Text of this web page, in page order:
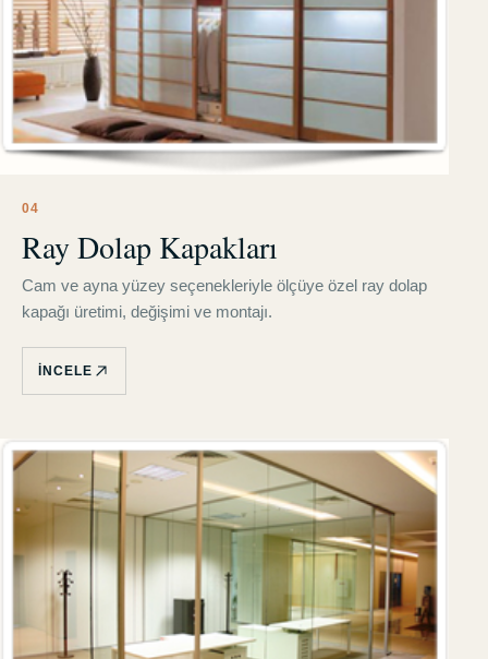
04
Ray Dolap Kapakları
Cam ve ayna yüzey seçenekleriyle ölçüye özel ray dolap
kapağı üretimi, değişimi ve montajı.
İNCELE